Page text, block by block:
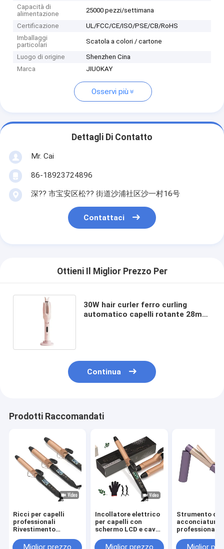
Capacità di
alimentazione
25000 pezzi/settimana
Certificazione
UL/FCC/CE/ISO/PSE/CB/RoHS
Imballaggi
particolari
Scatola a colori / cartone
Luogo di origine
Shenzhen Cina
Marca
JIUOKAY
Osservi più
Dettagli Di Contatto
Mr. Cai
86-18923724896
深?? 市宝安区松?? 街道沙浦社区沙一村16号
Contattaci
Ottieni Il Miglior Prezzo Per
30W hair curler ferro curling
automatico capelli rotante 28mm
Continua
Prodotti Raccomandati
Ricci per capelli
professionali
Rivestimento
Riscaldamento
Incollatore elettrico
per capelli con
schermo LCD e cavo
Strumento di
acconciatura
professionale
controllo della